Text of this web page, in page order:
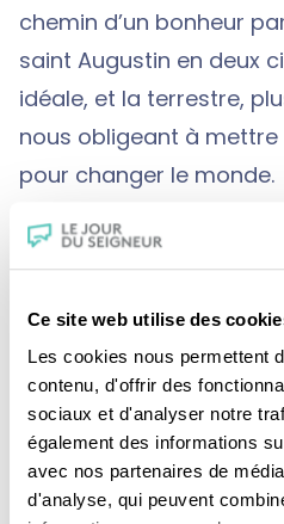
Ce site web utilise des
Les cookies nous permettent
contenu, d'offrir des
sociaux et d'analyser notre
également des informations
avec nos partenaires de
d'analyse, qui peuvent
chemin d’un bonheur
saint Augustin en deux
idéale, et la terrestre,
nous obligeant à mettre
pour changer le monde.
, la
à Dieu fait entrevoir
pour y parvenir, c’est
existence terrestre une
permette aux autres de
de l’islam. Le temps du
hommes se confondent